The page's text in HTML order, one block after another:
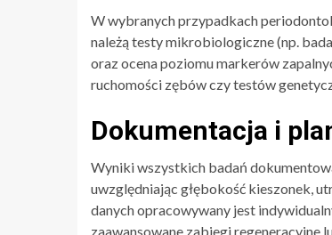
W wybranych przypadkach
należą testy mikrobiologiczne (np.
oraz ocena poziomu markerów
ruchomości zębów czy testów
Dokumentacja i
Wyniki wszystkich badań
uwzględniając głębokość kieszonek,
danych opracowywany jest
zaawansowane zabiegi regeneracyjne